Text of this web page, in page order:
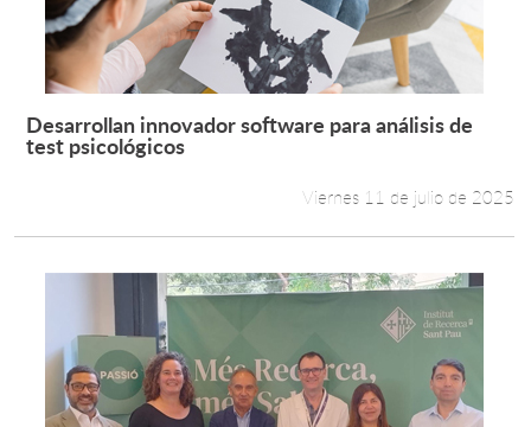
Leer más +
Desarrollan innovador software para análisis de
test psicológicos
Viernes 11 de julio de 2025